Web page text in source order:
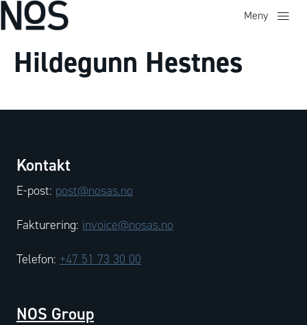
Meny
Hildegunn Hestnes
Kontakt
E-post: post@nosas.no
Fakturering: invoice@nosas.no
Telefon: +47 51 73 30 00
NOS Group